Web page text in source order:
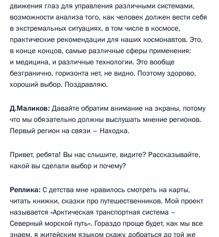
движения глаз для управления различными системами,
возможности анализа того, как человек должен вести себя
в экстремальных ситуациях, в том числе в космосе,
практические рекомендации для наших космонавтов. Это,
в конце концов, самые различные сферы применения:
и медицина, и различные технологии. Это вообще
безгранично, горизонта нет, не видно. Поэтому здорово,
хороший выбор. Поздравляю.
Д.Маликов: Давайте обратим внимание на экраны, потому
что мы обязательно должны выслушать мнение регионов.
Первый регион на связи – Находка.
Привет, ребята! Вы нас слышите, видите? Рассказывайте,
какой вы сделали выбор и почему?
Реплика: С детства мне нравилось смотреть на карты,
читать книжки, сказки про путешественников. Мой проект
называется «Арктическая транспортная система –
Северный морской путь». Гораздо проще будет, как мы все
знаем, я житейским языком скажу, добраться до той же